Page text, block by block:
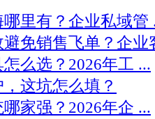
里有？企业私域管
免销售飞单？企业
么选？2026年工 ...
这坑怎么填？
家强？2026年企 ...